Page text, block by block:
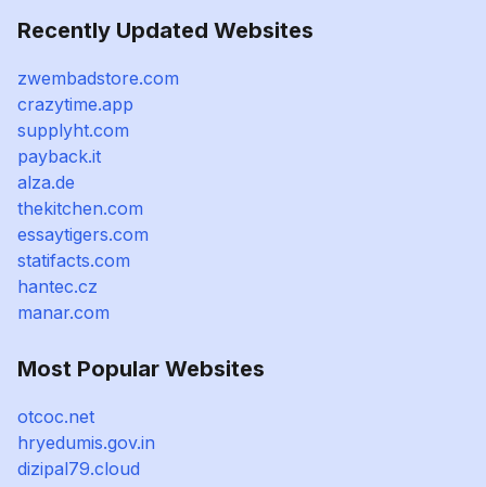
Recently Updated Websites
zwembadstore.com
crazytime.app
supplyht.com
payback.it
alza.de
thekitchen.com
essaytigers.com
statifacts.com
hantec.cz
manar.com
Most Popular Websites
otcoc.net
hryedumis.gov.in
dizipal79.cloud